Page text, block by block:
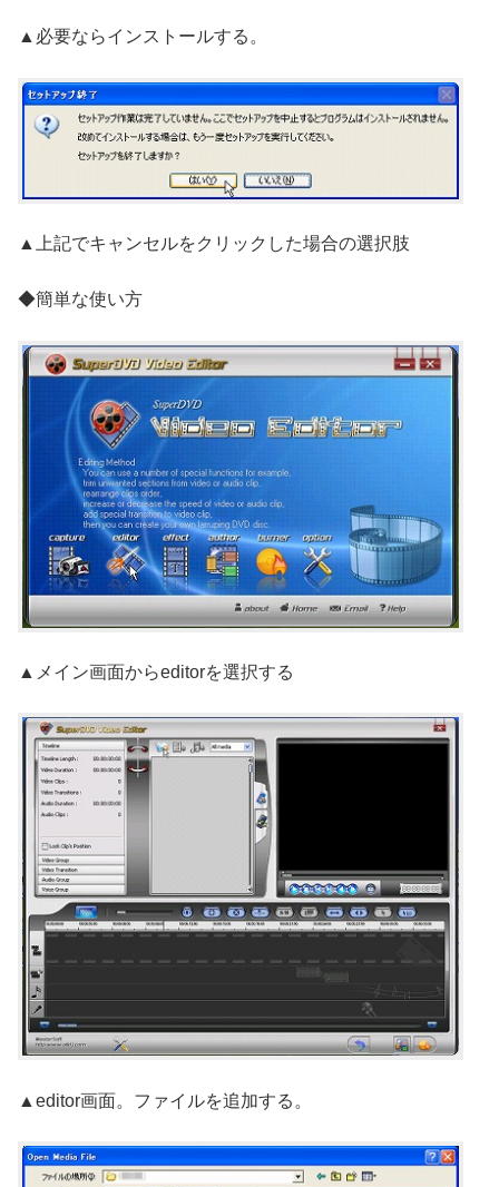
▲必要ならインストールする。
▲上記でキャンセルをクリックした場合の選択肢
◆簡単な使い方
▲メイン画面からeditorを選択する
▲editor画面。ファイルを追加する。